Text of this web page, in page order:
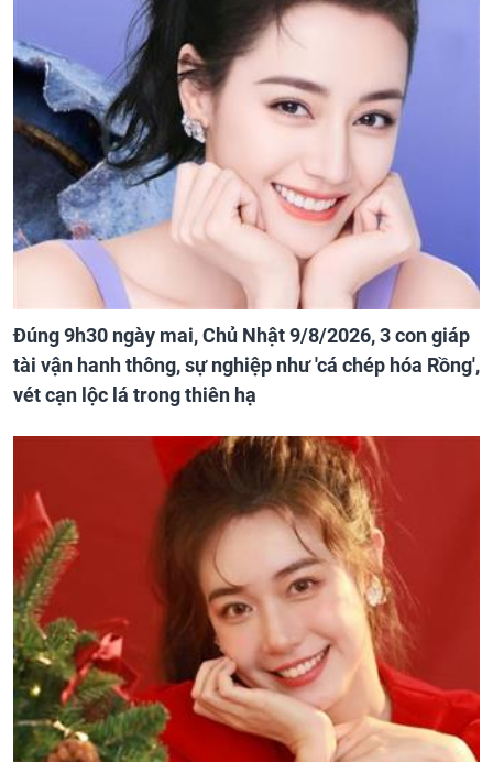
Đúng 9h30 ngày mai, Chủ Nhật 9/8/2026, 3 con giáp
tài vận hanh thông, sự nghiệp như 'cá chép hóa Rồng',
vét cạn lộc lá trong thiên hạ